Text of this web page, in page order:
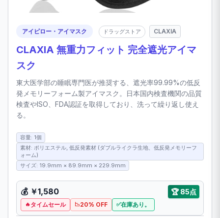
アイピロー・アイマスク ドラッグストア CLAXIA
CLAXIA 無重力フィット 完全遮光アイマ
スク
東大医学部の睡眠専門医が推奨する、遮光率99.99%の低反
発メモリーフォーム製アイマスク。日本国内検査機関の品質
検査やISO、FDA認証を取得しており、洗って繰り返し使え
る。
容量: 1個
素材: ポリエステル, 低反発素材 (ダブルライクラ生地、低反発メモリーフ
ォーム)
サイズ: 19.9mm × 89.9mm × 229.9mm
💰 ￥1,580 🏆85点
タイムセール 20% OFF 在庫あり。